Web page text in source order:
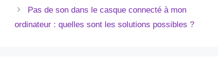
Pas de son dans le casque connecté à mon
ordinateur : quelles sont les solutions possibles ?